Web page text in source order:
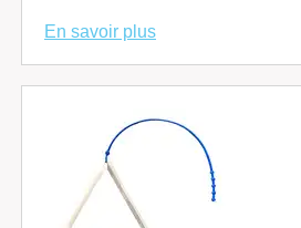
En savoir plus